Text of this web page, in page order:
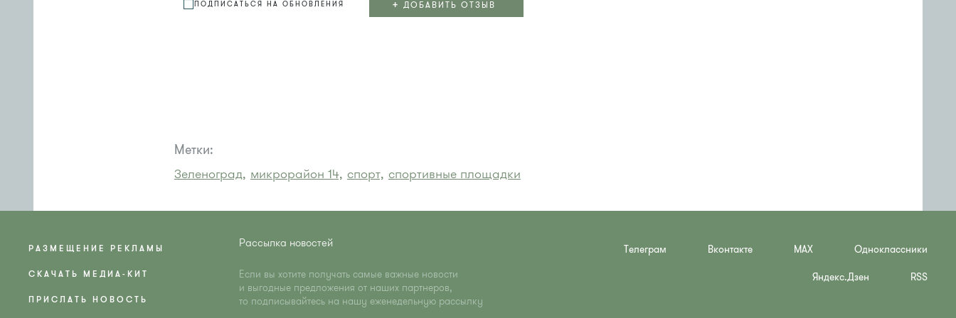
ПОДПИСАТЬСЯ НА ОБНОВЛЕНИЯ + ДОБАВИТЬ ОТЗЫВ
Метки:
Зеленоград, микрорайон 14, спорт, спортивные площадки
РАЗМЕЩЕНИЕ РЕКЛАМЫ
СКАЧАТЬ МЕДИА-КИТ
ПРИСЛАТЬ НОВОСТЬ
Рассылка новостей
Если вы хотите получать самые важные новости
и выгодные предложения от наших партнеров,
то подписывайтесь на нашу еженедельную рассылку
Телеграм Вконтакте MAX Одноклассники
Яндекс.Дзен RSS